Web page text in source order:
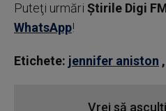
Puteţi urmări Știrile Digi
WhatsApp!
Etichete: jennifer aniston ,
Vrei să